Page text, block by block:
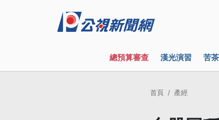
總預算審查 漢光演習 苦
首頁 產經